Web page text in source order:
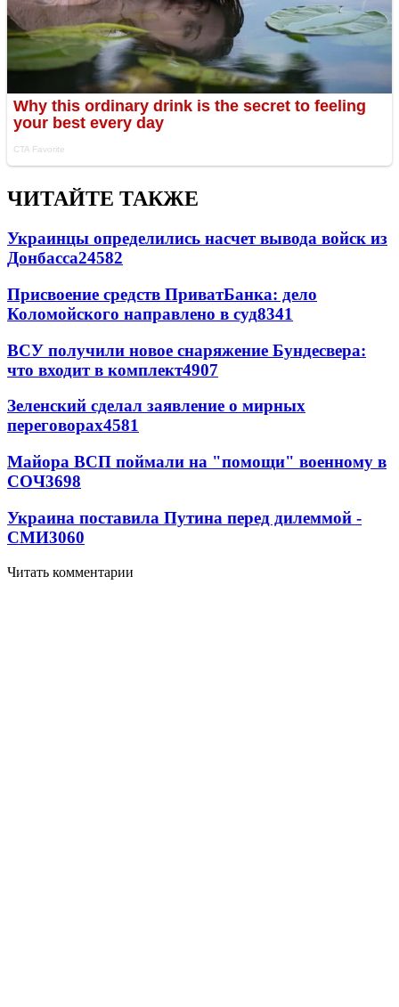
ЧИТАЙТЕ ТАКЖЕ
Украинцы определились насчет вывода войск из
Донбасса24582
Присвоение средств ПриватБанка: дело
Коломойского направлено в суд8341
ВСУ получили новое снаряжение Бундесвера:
что входит в комплект4907
Зеленский сделал заявление о мирных
переговорах4581
Майора ВСП поймали на "помощи" военному в
СОЧ3698
Украина поставила Путина перед дилеммой -
СМИ3060
Читать комментарии